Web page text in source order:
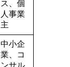
ス、個
人事業
主
中小企
業、コ